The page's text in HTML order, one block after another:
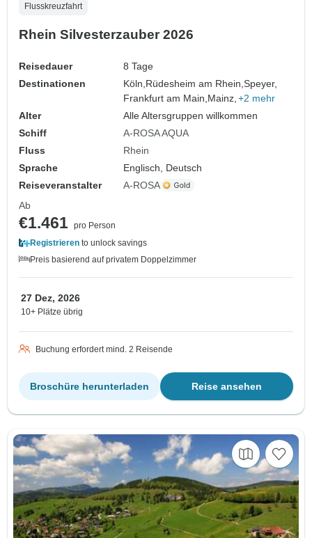
Flusskreuzfahrt
Rhein Silvesterzauber 2026
Reisedauer
8 Tage
Destinationen
Köln, Rüdesheim am Rhein,Speyer,
Frankfurt am Main, Mainz, +2 mehr
Alter
Alle Altersgruppen willkommen
Schiff
A-ROSA AQUA
Fluss
Rhein
Sprache
Englisch, Deutsch
Reiseveranstalter
A-ROSA
Ab
€1.461 pro Person
Registrieren to unlock savings
Preis basierend auf privatem Doppelzimmer
27 Dez, 2026
10+ Plätze übrig
Buchung erfordert mind. 2 Reisende
Reise ansehen
Broschüre herunterladen